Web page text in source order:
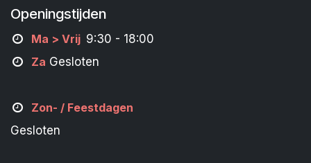
Openingstijden
Ma > Vrij 9:30 - 18:00
Za Gesloten
Zon- / Feestdagen
Gesloten